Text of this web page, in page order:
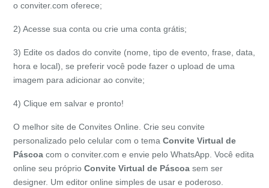
o conviter.com oferece;
2) Acesse sua conta ou crie uma conta grátis;
3) Edite os dados do convite (nome, tipo de evento, frase, data,
hora e local), se preferir você pode fazer o upload de uma
imagem para adicionar ao convite;
4) Clique em salvar e pronto!
O melhor site de Convites Online. Crie seu convite
personalizado pelo celular com o temaConvite Virtual de
Páscoa com o conviter.com e envie pelo WhatsApp. Você edita
online seu próprioConvite Virtual de Páscoa sem ser
designer. Um editor online simples de usar e poderoso.